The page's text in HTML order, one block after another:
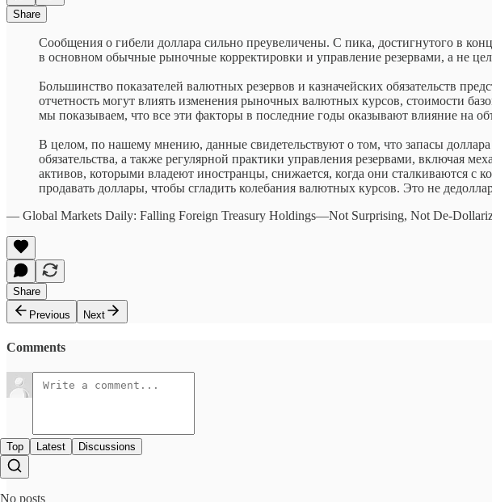
Share
Сообщения о гибели доллара сильно преувеличены. С пика, достигнутого в
в основном обычные рыночные корректировки и управление резервами, а не
Большинство показателей валютных резервов и казначейских обязательств
отчетность могут влиять изменения рыночных валютных курсов, стоимости
мы показываем, что все эти факторы в последние годы оказывают влияние на
В целом, по нашему мнению, данные свидетельствуют о том, что запасы
обязательства, а также регулярной практики управления резервами, включая
активов, которыми владеют иностранцы, снижается, когда они сталкиваются
продавать доллары, чтобы сгладить колебания валютных курсов. Это не
— Global Markets Daily: Falling Foreign Treasury Holdings—Not Surprising, Not De-
Share
Previous
Next
Comments
Top Latest Discussions
No posts